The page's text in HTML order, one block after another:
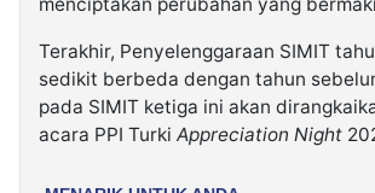
menciptakan perubahan yang
Terakhir, Penyelenggaraan SIMIT
sedikit berbeda dengan tahun
pada SIMIT ketiga ini akan
acara PPI Turki Appreciation Night